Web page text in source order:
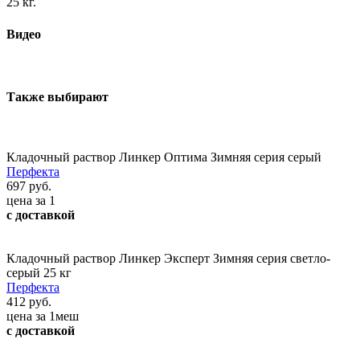
Видео
Также выбирают
Кладочный раствор Линкер Оптима Зимняя серия серый
Перфекта
697 руб.
цена за 1
с доставкой
Кладочный раствор Линкер Эксперт Зимняя серия светло-
серый 25 кг
Перфекта
412 руб.
цена за 1меш
с доставкой